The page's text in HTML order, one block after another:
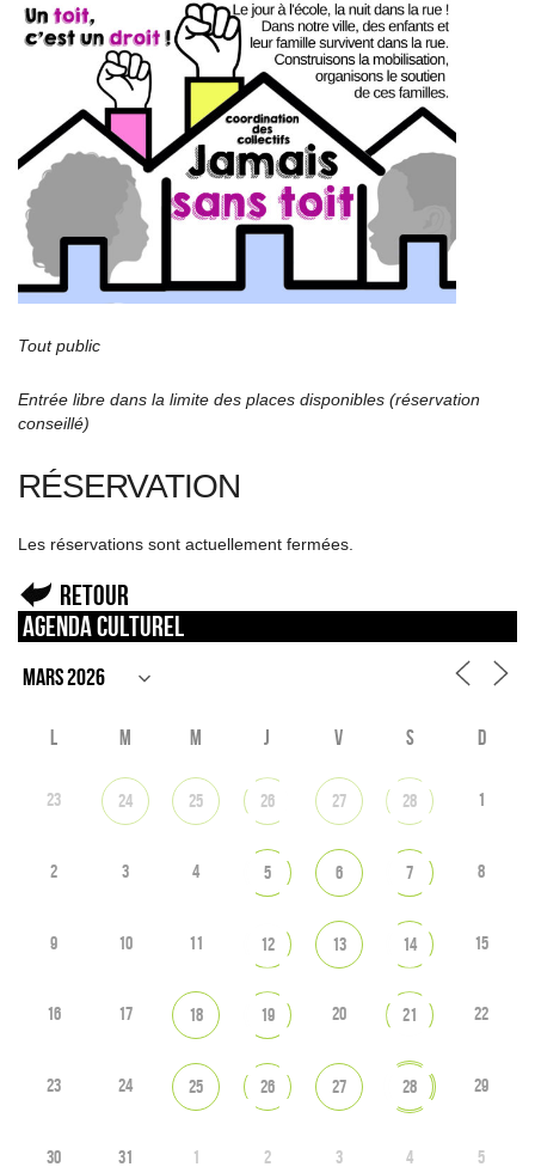
Tout public
Entrée libre dans la limite des places disponibles (réservation
conseillé)
RÉSERVATION
Les réservations sont actuellement fermées.
Retour
Agenda culturel
L M M J V S D
23 24 25 26 27 28 1
2 3 4 5 6 7 8
9 10 11 12 13 14 15
16 17 18 19 20 21 22
23 24 25 26 27 28 29
30 31 1 2 3 4 5